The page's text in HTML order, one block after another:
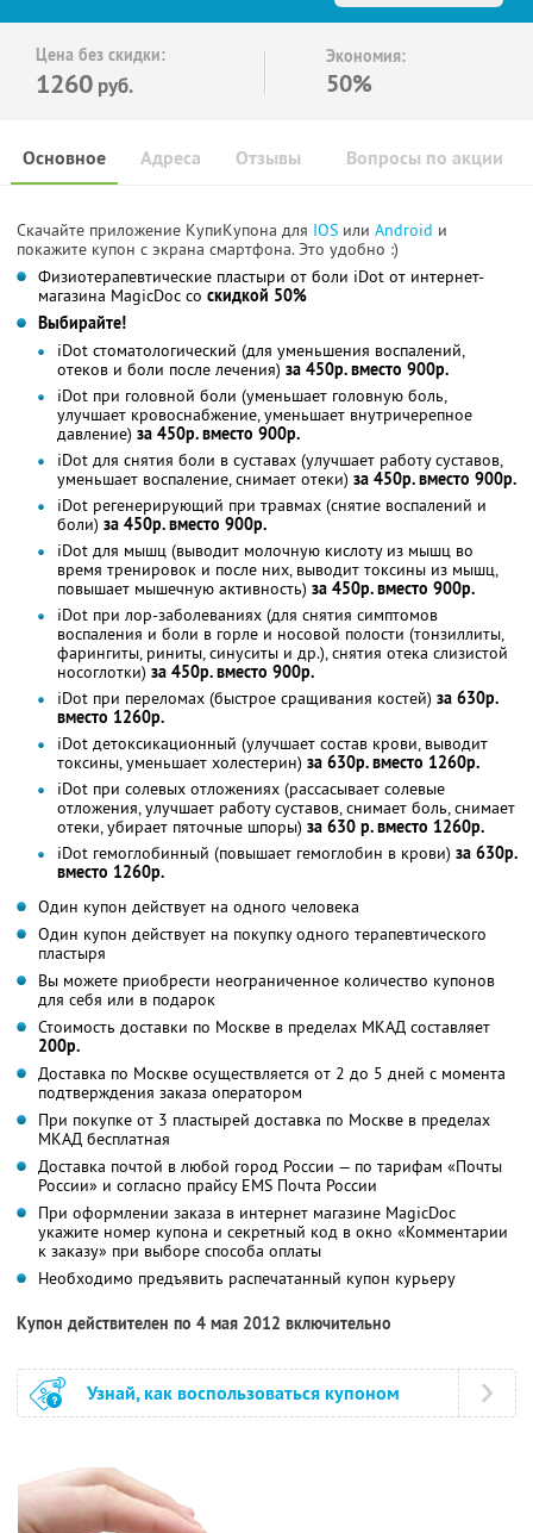
Цена без скидки:
1260 руб.
Экономия:
50%
Основное Отзывы Вопросы по акции
Адреса
Скачайте приложение КупиКупона для IOS или Android и
покажите купон с экрана смартфона. Это удобно :)
Физиотерапевтические пластыри от боли iDot от интернет-
магазина MagicDoc со скидкой 50%
Выбирайте!
iDot стоматологический (для уменьшения воспалений,
отеков и боли после лечения) за 450р. вместо 900р.
iDot при головной боли (уменьшает головную боль,
улучшает кровоснабжение, уменьшает внутричерепное
давление) за 450р. вместо 900р.
iDot для снятия боли в суставах (улучшает работу суставов,
уменьшает воспаление, снимает отеки) за 450р. вместо 900р.
iDot регенерирующий при травмах (снятие воспалений и
боли) за 450р. вместо 900р.
iDot для мышц (выводит молочную кислоту из мышц во
время тренировок и после них, выводит токсины из мышц,
повышает мышечную активность) за 450р. вместо 900р.
iDot при лор-заболеваниях (для снятия симптомов
воспаления и боли в горле и носовой полости (тонзиллиты,
фарингиты, риниты, синуситы и др.), снятия отека слизистой
носоглотки) за 450р. вместо 900р.
iDot при переломах (быстрое сращивания костей) за 630р.
вместо 1260р.
iDot детоксикационный (улучшает состав крови, выводит
токсины, уменьшает холестерин) за 630р. вместо 1260р.
iDot при солевых отложениях (рассасывает солевые
отложения, улучшает работу суставов, снимает боль, снимает
отеки, убирает пяточные шпоры) за 630 р. вместо 1260р.
iDot гемоглобинный (повышает гемоглобин в крови) за 630р.
вместо 1260р.
Один купон действует на одного человека
Один купон действует на покупку одного терапевтического
пластыря
Вы можете приобрести неограниченное количество купонов
для себя или в подарок
Стоимость доставки по Москве в пределах МКАД составляет
200р.
Доставка по Москве осуществляется от 2 до 5 дней с момента
подтверждения заказа оператором
При покупке от 3 пластырей доставка по Москве в пределах
МКАД бесплатная
Доставка почтой в любой город России — по тарифам «Почты
России» и согласно прайсу EMS Почта России
При оформлении заказа в интернет магазине MagicDoc
укажите номер купона и секретный код в окно «Комментарии
к заказу» при выборе способа оплаты
Необходимо предъявить распечатанный купон курьеру
Купон действителен по 4 мая 2012 включительно
Узнай, как воспользоваться купоном